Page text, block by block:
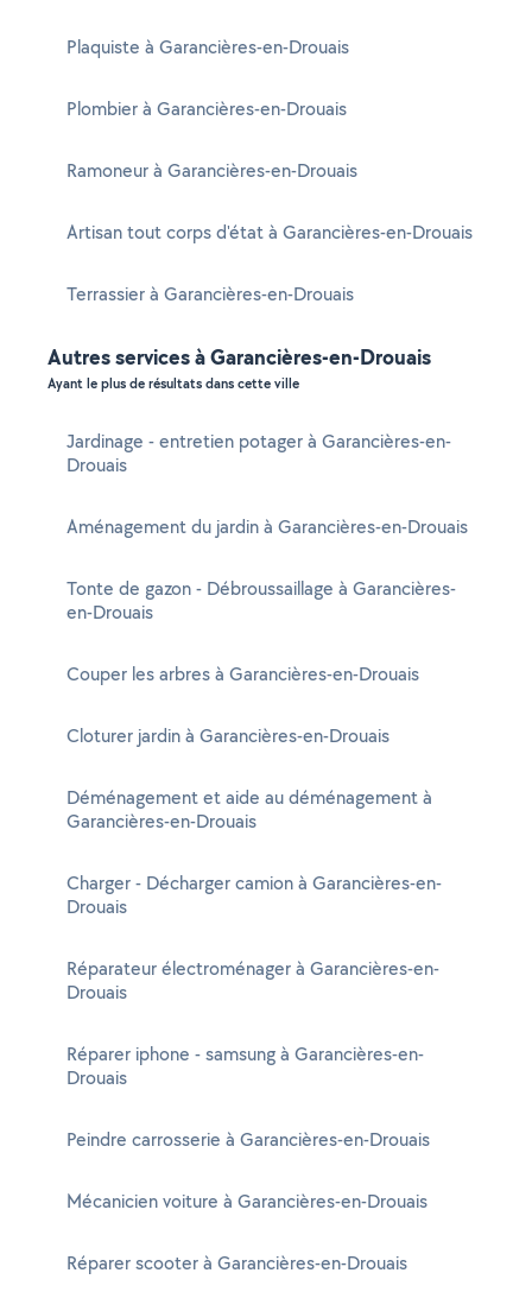
Plaquiste à Garancières-en-Drouais
Plombier à Garancières-en-Drouais
Ramoneur à Garancières-en-Drouais
Artisan tout corps d'état à Garancières-en-Drouais
Terrassier à Garancières-en-Drouais
Autres services à Garancières-en-Drouais
Ayant le plus de résultats dans cette ville
Jardinage - entretien potager à Garancières-en-
Drouais
Aménagement du jardin à Garancières-en-Drouais
Tonte de gazon - Débroussaillage à Garancières-
en-Drouais
Couper les arbres à Garancières-en-Drouais
Cloturer jardin à Garancières-en-Drouais
Déménagement et aide au déménagement à
Garancières-en-Drouais
Charger - Décharger camion à Garancières-en-
Drouais
Réparateur électroménager à Garancières-en-
Drouais
Réparer iphone - samsung à Garancières-en-
Drouais
Peindre carrosserie à Garancières-en-Drouais
Mécanicien voiture à Garancières-en-Drouais
Réparer scooter à Garancières-en-Drouais